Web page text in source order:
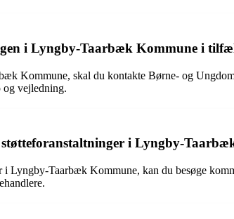
i Lyngby-Taarbæk Kommune i
Kommune, skal du kontakte Børne- og
vejledning.
i Lyngby-
Lyngby-Taarbæk Kommune, kan du besøge